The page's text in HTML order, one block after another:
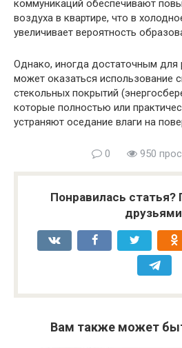
коммуникаций обеспечивают
воздуха в квартире, что в
увеличивает вероятность
Однако, иногда достаточным
может оказаться использование
стекольных покрытий
которые полностью или
устраняют оседание влаги на
0 950
Понравилась статья?
Вам также может